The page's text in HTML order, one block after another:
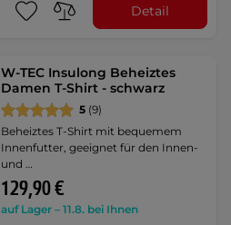
Detail
W-TEC Insulong Beheiztes
Damen T-Shirt - schwarz
5 (9)
Beheiztes T-Shirt mit bequemem
Innenfutter, geeignet für den Innen-
und …
129,90 €
auf Lager – 11.8. bei Ihnen